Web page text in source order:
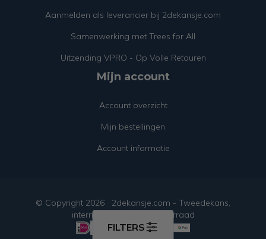
FILTERS
Aanmelden als leverancier bij 2dekansje.com
Samenwerking met Trees for All
Uitzending VPRO - Op Volle Retouren
Mijn account
Account overzicht
Mijn bestellingen
Account informatie
© Copyright 2026
2dekansje.com - Tweedekans,
internetretouren & restvoorraad